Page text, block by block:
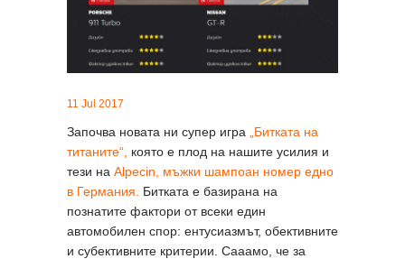
11 Jul 2017
Започва новата ни супер игра
„Битката на
титаните“, която е плод на нашите усилия и
тези на Alpecin, мъжки шампоан номер едно
в Германия.
Битката е базирана на
познатите фактори от всеки един
автомобилен спор: ентусиазмът, обективните
и субективните критерии. Сааамо, че за